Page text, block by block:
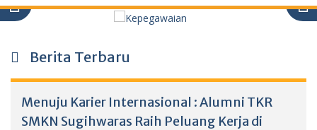
Berita Terbaru
Menuju Karier Internasional : Alumni TKR
SMKN Sugihwaras Raih Peluang Kerja di